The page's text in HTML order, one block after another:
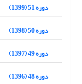
دوره 51 (1399)
دوره 50 (1398)
دوره 49 (1397)
دوره 48 (1396)